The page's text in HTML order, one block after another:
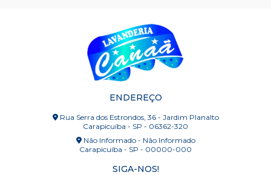
ENDEREÇO
Rua Serra dos Estrondos, 36 - Jardim Planalto
Carapicuíba - SP - 06362-320
Não Informado - Não Informado
Carapicuíba - SP - 00000-000
SIGA-NOS!